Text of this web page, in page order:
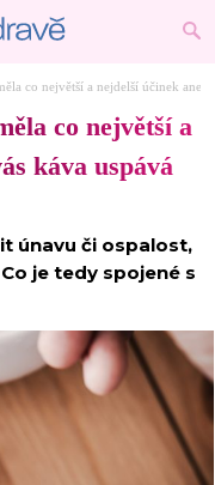
co největší a nejdelší účinek aneb
co největší a
káva uspává
únavu či ospalost,
je tedy spojené s